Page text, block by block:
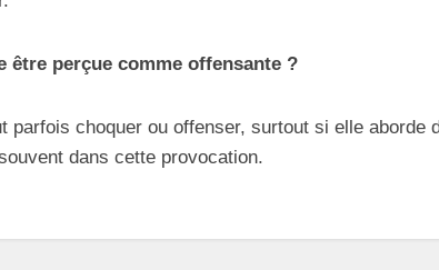
être perçue comme offensante ?
parfois choquer ou offenser, surtout si elle aborde
dans cette provocation.